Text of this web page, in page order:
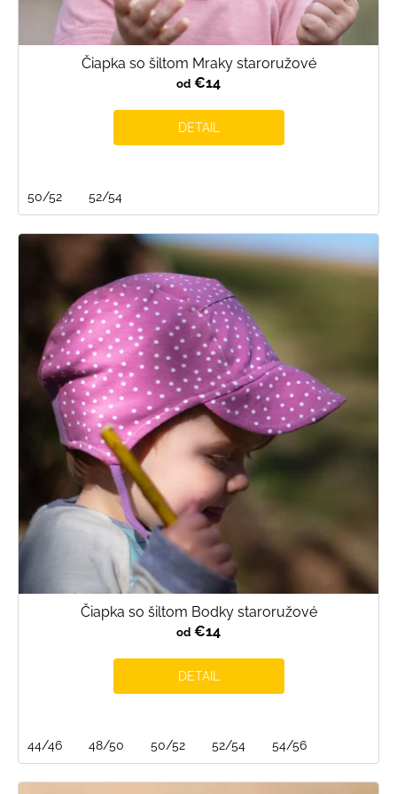
Čiapka so šiltom Mraky staroružové
od €14
DETAIL
50/52 52/54
Čiapka so šiltom Bodky staroružové
od €14
DETAIL
44/46 48/50 50/52 52/54 54/56